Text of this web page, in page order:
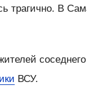
трагично. В
ВСУ.